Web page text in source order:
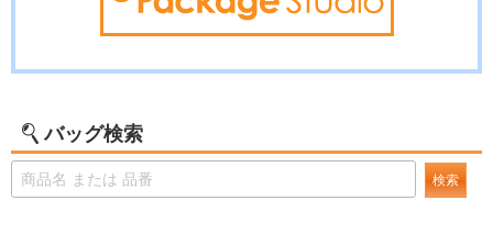
バッグ検索
検索